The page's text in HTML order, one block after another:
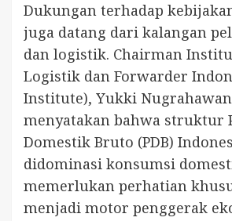
Dukungan terhadap
juga datang dari kalangan
dan logistik. Chairman
Logistik dan Forwarder
Institute), Yukki
menyatakan bahwa struktur
Domestik Bruto (PDB)
didominasi konsumsi
memerlukan perhatian
menjadi motor penggerak